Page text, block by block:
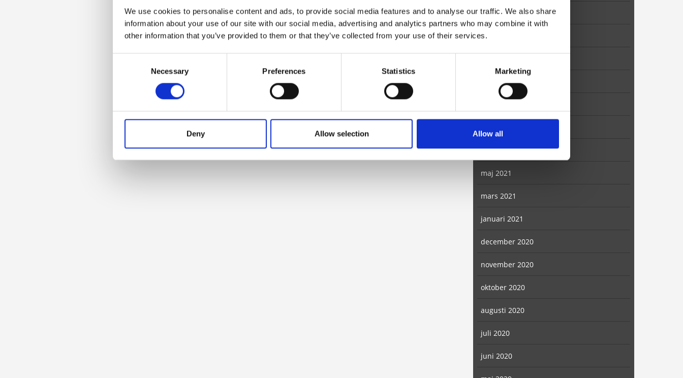
We use cookies to personalise content and ads, to provide social media features and to analyse our traffic. We also share
information about your use of our site with our social media, advertising and analytics partners who may combine it with
other information that you’ve provided to them or that they’ve collected from your use of their services.
Necessary Preferences Statistics Marketing
Deny Allow selection Allow all
december 2021
november 2021
september 2021
juni 2021
maj 2021
mars 2021
januari 2021
december 2020
november 2020
oktober 2020
augusti 2020
juli 2020
juni 2020